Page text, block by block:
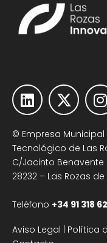
© Empresa
Tecnológico de Las
C/Jacinto Benavente
28232 – Las Rozas
Teléfono +34 91 318
Aviso Legal Política